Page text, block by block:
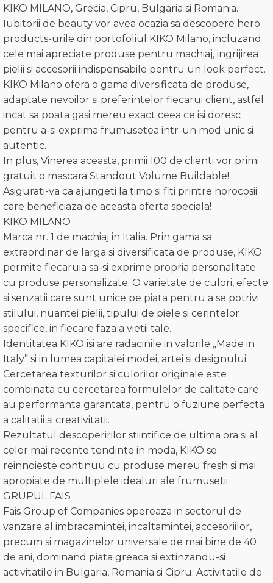
KIKO MILANO, Grecia, Cipru, Bulgaria si Romania.
Iubitorii de beauty vor avea ocazia sa descopere hero
products-urile din portofoliul KIKO Milano, incluzand
cele mai apreciate produse pentru machiaj, ingrijirea
pielii si accesorii indispensabile pentru un look perfect.
KIKO Milano ofera o gama diversificata de produse,
adaptate nevoilor si preferintelor fiecarui client, astfel
incat sa poata gasi mereu exact ceea ce isi doresc
pentru a-si exprima frumusetea intr-un mod unic si
autentic.
In plus, Vinerea aceasta, primii 100 de clienti vor primi
gratuit o mascara Standout Volume Buildable!
Asigurati-va ca ajungeti la timp si fiti printre norocosii
care beneficiaza de aceasta oferta speciala!
KIKO MILANO
Marca nr. 1 de machiaj in Italia. Prin gama sa
extraordinar de larga si diversificata de produse, KIKO
permite fiecaruia sa-si exprime propria personalitate
cu produse personalizate. O varietate de culori, efecte
si senzatii care sunt unice pe piata pentru a se potrivi
stilului, nuantei pielii, tipului de piele si cerintelor
specifice, in fiecare faza a vietii tale.
Identitatea KIKO isi are radacinile in valorile „Made in
Italy” si in lumea capitalei modei, artei si designului.
Cercetarea texturilor si culorilor originale este
combinata cu cercetarea formulelor de calitate care
au performanta garantata, pentru o fuziune perfecta
a calitatii si creativitatii.
Rezultatul descoperirilor stiintifice de ultima ora si al
celor mai recente tendinte in moda, KIKO se
reinnoieste continuu cu produse mereu fresh si mai
apropiate de multiplele idealuri ale frumusetii.
GRUPUL FAIS
Fais Group of Companies opereaza in sectorul de
vanzare al imbracamintei, incaltamintei, accesoriilor,
precum si magazinelor universale de mai bine de 40
de ani, dominand piata greaca si extinzandu-si
activitatile in Bulgaria, Romania si Cipru. Activitatile de